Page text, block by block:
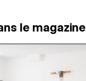
le magazine